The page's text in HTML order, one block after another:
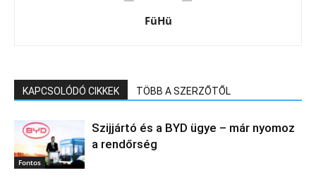
FüHü
KAPCSOLÓDÓ CIKKEK TÖBB A SZERZŐTŐL
Fontos
Szijjártó és a BYD ügye – már nyomoz
a rendőrség